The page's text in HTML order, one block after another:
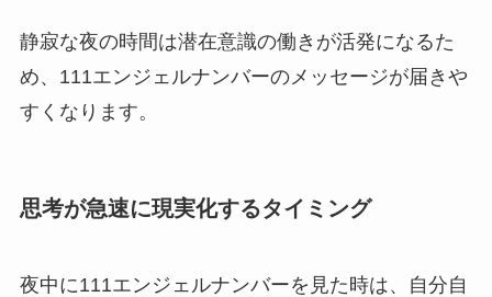
静寂な夜の時間は潜在意識の働きが活発になるた
め、111エンジェルナンバーのメッセージが届きや
すくなります。
思考が急速に現実化するタイミング
夜中に111エンジェルナンバーを見た時は、自分自